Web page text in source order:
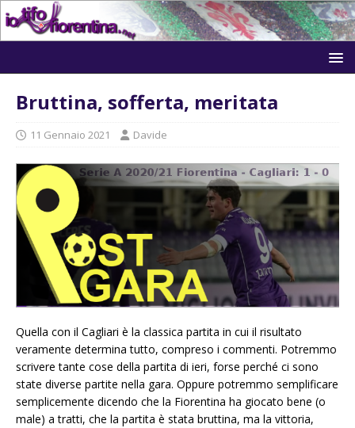
Bruttina, sofferta, meritata
11 Gennaio 2021 Davide
Quella con il Cagliari è la classica partita in cui il risultato
veramente determina tutto, compreso i commenti. Potremmo
scrivere tante cose della partita di ieri, forse perché ci sono
state diverse partite nella gara. Oppure potremmo semplificare
semplicemente dicendo che la Fiorentina ha giocato bene (o
male) a tratti, che la partita è stata bruttina, ma la vittoria,